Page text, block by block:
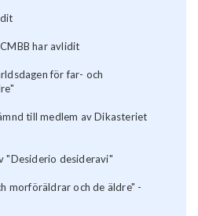
har avlidit
för far- och
till medlem av Dikasteriet
"Desiderio desideravi"
morföräldrar och de äldre" -